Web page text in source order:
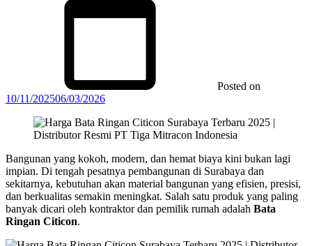
Posted on
10/11/202506/03/2026
Bangunan yang kokoh, modern, dan hemat biaya kini bukan lagi
impian. Di tengah pesatnya pembangunan di Surabaya dan
sekitarnya, kebutuhan akan material bangunan yang efisien, presisi,
dan berkualitas semakin meningkat. Salah satu produk yang paling
banyak dicari oleh kontraktor dan pemilik rumah adalah Bata
Ringan Citicon.